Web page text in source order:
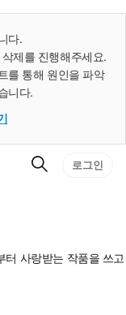
다.
제를 진행해주세요.
를 통해 원인을 파악
니다.
검
로그인
터 사랑받는 작품을 쓰고